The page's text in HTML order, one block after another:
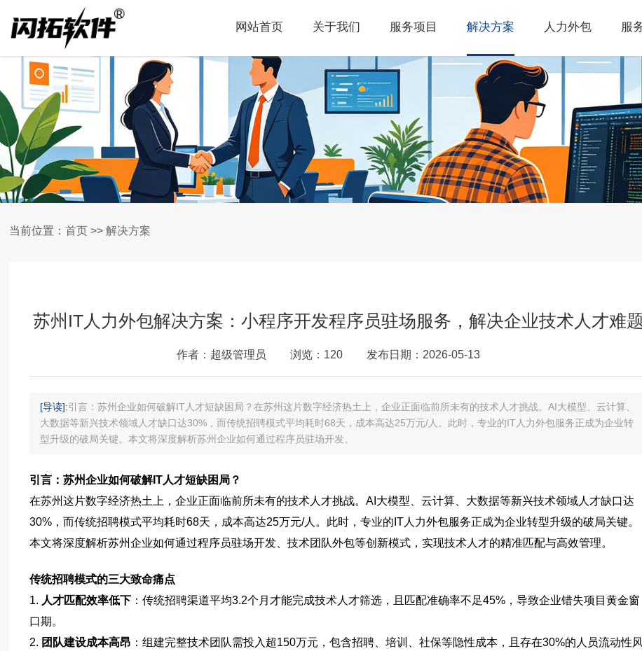
网站首页 关于我们 服务项目 解决方案 人力外包 服
当前位置： 首页 >> 解决方案
苏州IT人力外包解决方案：小程序开发程序员驻场服务，解决企业技术人才难题
作者：超级管理员 浏览：120 发布日期：2026-05-13
[导读]:引言：苏州企业如何破解IT人才短缺困局？在苏州这片数字经济热土上，企业正面临前所未有的技术人才挑战。AI大模型、云计算、
大数据等新兴技术领域人才缺口达30%，而传统招聘模式平均耗时68天，成本高达25万元/人。此时，专业的IT人力外包服务正成为企业转
型升级的破局关键。本文将深度解析苏州企业如何通过程序员驻场开发、
引言：苏州企业如何破解IT人才短缺困局？
在苏州这片数字经济热土上，企业正面临前所未有的技术人才挑战。AI大模型、云计算、大数据等新兴技术领域人才缺口达
30%，而传统招聘模式平均耗时68天，成本高达25万元/人。此时，专业的IT人力外包服务正成为企业转型升级的破局关键。
本文将深度解析苏州企业如何通过程序员驻场开发、技术团队外包等创新模式，实现技术人才的精准匹配与高效管理。
传统招聘模式的三大致命痛点
1. 人才匹配效率低下：传统招聘渠道平均3.2个月才能完成技术人才筛选，且匹配准确率不足45%，导致企业错失项目黄金窗
口期。
2. 团队建设成本高昂 ：组建完整技术团队需投入超150万元，包含招聘、培训、社保等隐性成本，且存在30%的人员流动性